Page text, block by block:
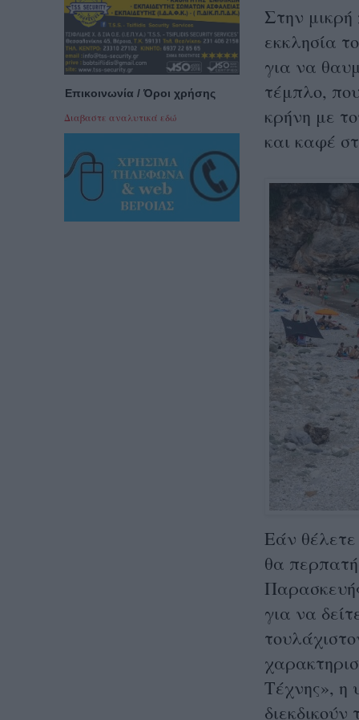
Στην
εκκλησία
για να
τέμπλο,
κρήνη με
και καφέ
Εάν
θα
για να
Τέχνης», η
Επικοινωνία / Όροι χρήσης
Διαβαστε αναλυτικά εδώ